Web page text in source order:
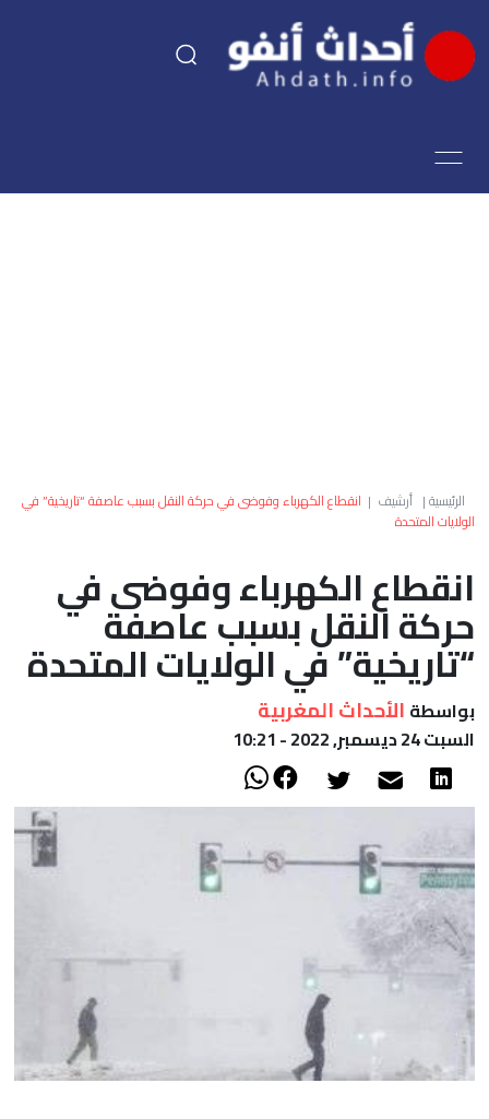
اقتصاد
العالم
الصحراء
الرئيسية| أرشيف | انقطاع الكهرباء وفوضى في حركة النقل بسبب عاصفة “تاريخية” في
الولايات المتحدة
انقطاع الكهرباء وفوضى في
حركة النقل بسبب عاصفة
“تاريخية” في الولايات المتحدة
بواسطة الأحداث المغربية
السبت 24 ديسمبر, 2022 - 10:21